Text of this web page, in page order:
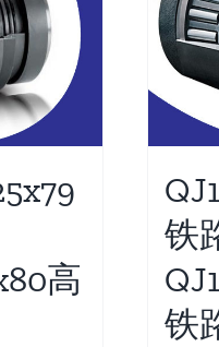
高
铁
铁